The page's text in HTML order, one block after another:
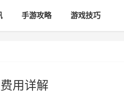
手游攻略 游戏技巧
用详解